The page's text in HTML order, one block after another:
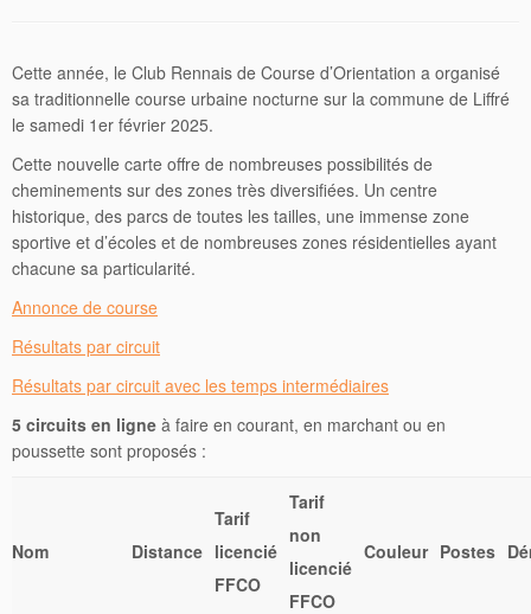
Cette année, le Club Rennais de Course d’Orientation a organisé
sa traditionnelle course urbaine nocturne sur la commune de Liffré
le samedi 1er février 2025.
Cette nouvelle carte offre de nombreuses possibilités de
cheminements sur des zones très diversifiées. Un centre
historique, des parcs de toutes les tailles, une immense zone
sportive et d’écoles et de nombreuses zones résidentielles ayant
chacune sa particularité.
Annonce de course
Résultats par circuit
Résultats par circuit avec les temps intermédiaires
5 circuits en ligne à faire en courant, en marchant ou en
poussette sont proposés :
Nom Distance
Tarif
licencié
FFCO
Tarif
non
licencié
FFCO
Couleur Postes